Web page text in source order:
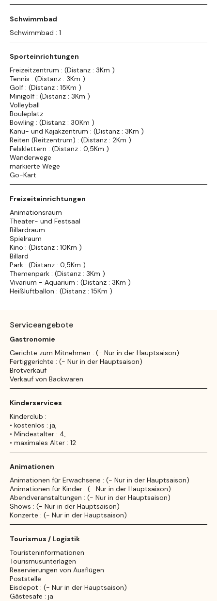
Schwimmbad
Schwimmbad : 1
Sporteinrichtungen
Freizeitzentrum : (Distanz : 3Km )
Tennis : (Distanz : 3Km )
Golf : (Distanz : 15Km )
Minigolf : (Distanz : 3Km )
Volleyball
Bouleplatz
Bowling : (Distanz : 30Km )
Kanu- und Kajakzentrum : (Distanz : 3Km )
Reiten (Reitzentrum) : (Distanz : 2Km )
Felsklettern : (Distanz : 0,5Km )
Wanderwege
markierte Wege
Go-Kart
Freizeiteinrichtungen
Animationsraum
Theater- und Festsaal
Billardraum
Spielraum
Kino : (Distanz : 10Km )
Billard
Park : (Distanz : 0,5Km )
Themenpark : (Distanz : 3Km )
Vivarium - Aquarium : (Distanz : 3Km )
Heißluftballon : (Distanz : 15Km )
Serviceangebote
Gastronomie
Gerichte zum Mitnehmen : (- Nur in der Hauptsaison)
Fertiggerichte : (- Nur in der Hauptsaison)
Brotverkauf
Verkauf von Backwaren
Kinderservices
Kinderclub :
• kostenlos : ja,
• Mindestalter : 4,
• maximales Alter : 12
Animationen
Animationen für Erwachsene : (- Nur in der Hauptsaison)
Animationen für Kinder : (- Nur in der Hauptsaison)
Abendveranstaltungen : (- Nur in der Hauptsaison)
Shows : (- Nur in der Hauptsaison)
Konzerte : (- Nur in der Hauptsaison)
Tourismus / Logistik
Touristeninformationen
Tourismusunterlagen
Reservierungen von Ausflügen
Poststelle
Eisdepot : (- Nur in der Hauptsaison)
Gästesafe : ja